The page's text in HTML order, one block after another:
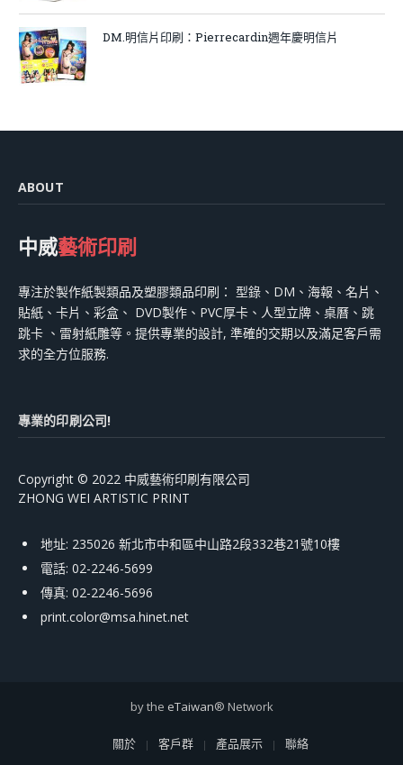
DM.明信片印刷：Pierrecardin週年慶明信片
ABOUT
中威藝術印刷
專注於製作紙製類品及塑膠類品印刷： 型錄、DM、海報、名片、
貼紙、卡片、彩盒、 DVD製作、PVC厚卡、人型立牌、桌曆、跳
跳卡 、雷射紙雕等。提供專業的設計, 準確的交期以及滿足客戶需
求的全方位服務.
專業的印刷公司!
Copyright © 2022 中威藝術印刷有限公司
ZHONG WEI ARTISTIC PRINT
地址: 235026 新北市中和區中山路2段332巷21號10樓
電話: 02-2246-5699
傳真: 02-2246-5696
print.color@msa.hinet.net
by the eTaiwan® Network
關於 客戶群 產品展示 聯絡